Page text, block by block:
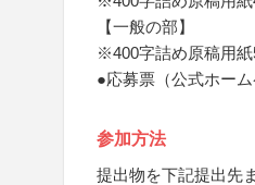
【一般の部】
※400字詰め原稿用紙
●応募票（公式ホー
参加方法
提出物を下記提出先